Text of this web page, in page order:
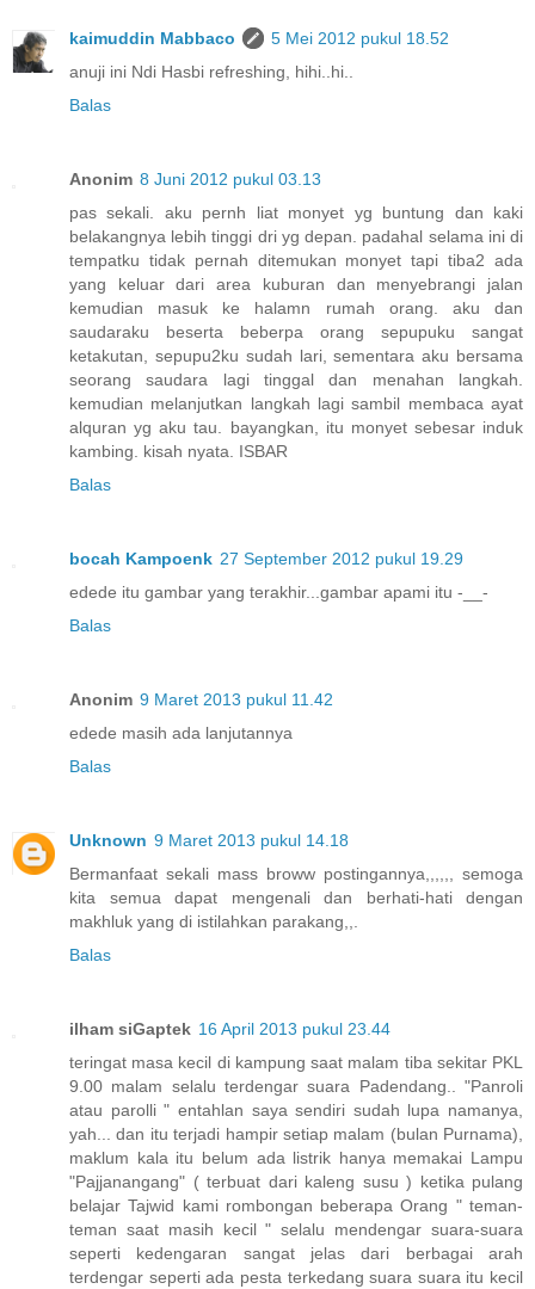
kaimuddin Mabbaco
5 Mei 2012 pukul 18.52
anuji ini Ndi Hasbi refreshing, hihi..hi..
Balas
Anonim 8 Juni 2012 pukul 03.13
pas sekali. aku pernh liat monyet yg buntung dan kaki
belakangnya lebih tinggi dri yg depan. padahal selama ini di
tempatku tidak pernah ditemukan monyet tapi tiba2 ada
yang keluar dari area kuburan dan menyebrangi jalan
kemudian masuk ke halamn rumah orang. aku dan
saudaraku beserta beberpa orang sepupuku sangat
ketakutan, sepupu2ku sudah lari, sementara aku bersama
seorang saudara lagi tinggal dan menahan langkah.
kemudian melanjutkan langkah lagi sambil membaca ayat
alquran yg aku tau. bayangkan, itu monyet sebesar induk
kambing. kisah nyata. ISBAR
Balas
bocah Kampoenk 27 September 2012 pukul 19.29
edede itu gambar yang terakhir...gambar apami itu -__-
Balas
Anonim 9 Maret 2013 pukul 11.42
edede masih ada lanjutannya
Balas
Unknown 9 Maret 2013 pukul 14.18
Bermanfaat sekali mass broww postingannya,,,,,, semoga
kita semua dapat mengenali dan berhati-hati dengan
makhluk yang di istilahkan parakang,,.
Balas
ilham siGaptek 16 April 2013 pukul 23.44
teringat masa kecil di kampung saat malam tiba sekitar PKL
9.00 malam selalu terdengar suara Padendang.. "Panroli
atau parolli " entahlan saya sendiri sudah lupa namanya,
yah... dan itu terjadi hampir setiap malam (bulan Purnama),
maklum kala itu belum ada listrik hanya memakai Lampu
"Pajjanangang" ( terbuat dari kaleng susu ) ketika pulang
belajar Tajwid kami rombongan beberapa Orang " teman-
teman saat masih kecil " selalu mendengar suara-suara
seperti kedengaran sangat jelas dari berbagai arah
terdengar seperti ada pesta terkedang suara suara itu kecil